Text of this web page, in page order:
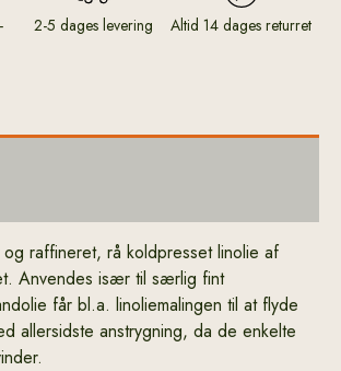
2-5 dages levering Altid 14 dages returret
raffineret, rå koldpresset linolie af
Anvendes især til særlig fint
får bl.a. linoliemalingen til at flyde
allersidste anstrygning, da de enkelte